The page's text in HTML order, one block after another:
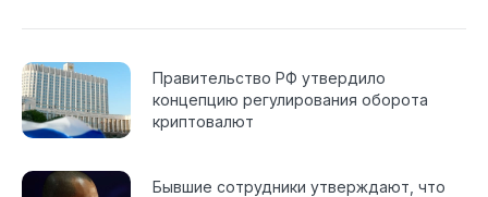
Правительство РФ утвердило
концепцию регулирования оборота
криптовалют
Бывшие сотрудники утверждают, что